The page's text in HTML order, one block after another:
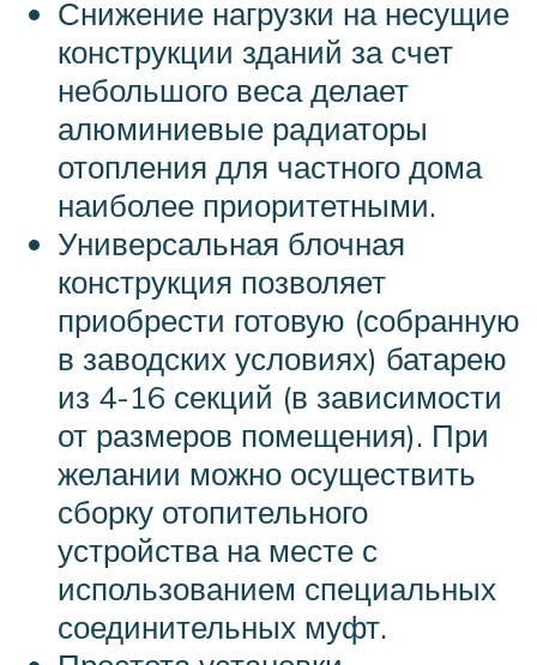
Снижение нагрузки на несущие
конструкции зданий за счет
небольшого веса делает
алюминиевые радиаторы
отопления для частного дома
наиболее приоритетными.
Универсальная блочная
конструкция позволяет
приобрести готовую (собранную
в заводских условиях) батарею
из 4-16 секций (в зависимости
от размеров помещения). При
желании можно осуществить
сборку отопительного
устройства на месте с
использованием специальных
соединительных муфт.